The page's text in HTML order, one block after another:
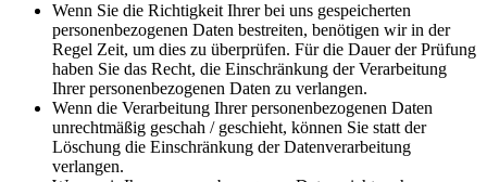
Wenn Sie die Richtigkeit Ihrer bei uns gespeicherten
personenbezogenen Daten bestreiten, benötigen wir in der
Regel Zeit, um dies zu überprüfen. Für die Dauer der Prüfung
haben Sie das Recht, die Einschränkung der Verarbeitung
Ihrer personenbezogenen Daten zu verlangen.
Wenn die Verarbeitung Ihrer personenbezogenen Daten
unrechtmäßig geschah / geschieht, können Sie statt der
Löschung die Einschränkung der Datenverarbeitung
verlangen.